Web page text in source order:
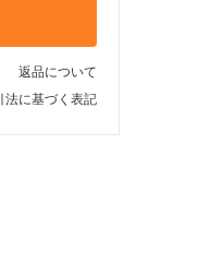
返品について
法に基づく表記